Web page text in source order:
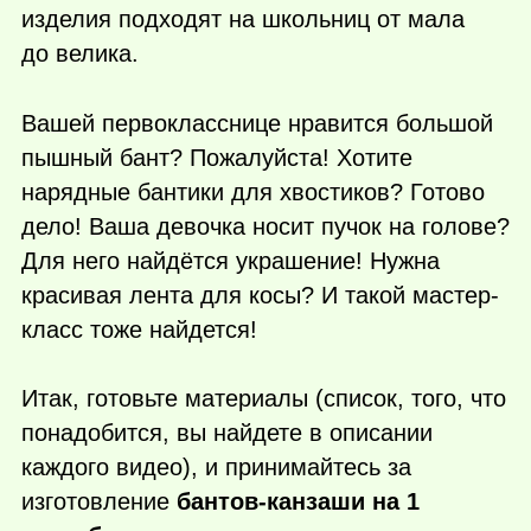
изделия подходят на школьниц от мала
до велика.
Вашей первокласснице нравится большой
пышный бант? Пожалуйста! Хотите
нарядные бантики для хвостиков? Готово
дело! Ваша девочка носит пучок на голове?
Для него найдётся украшение! Нужна
красивая лента для косы? И такой мастер-
класс тоже найдется!
Итак, готовьте материалы (список, того, что
понадобится, вы найдете в описании
каждого видео), и принимайтесь за
изготовление бантов-канзаши на 1